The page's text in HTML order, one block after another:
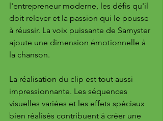
l'entrepreneur moderne, les défis qu'il
doit relever et la passion qui le pousse
à réussir. La voix puissante de Samyster
ajoute une dimension émotionnelle à
la chanson.
La réalisation du clip est tout aussi
impressionnante. Les séquences
visuelles variées et les effets spéciaux
bien réalisés contribuent à créer une